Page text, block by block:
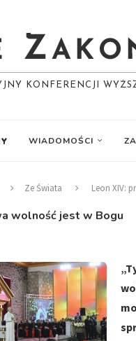
KONFERENCJI
WIADOMOŚCI
Ze Świata Leon XIV:
wolność jest w Bogu